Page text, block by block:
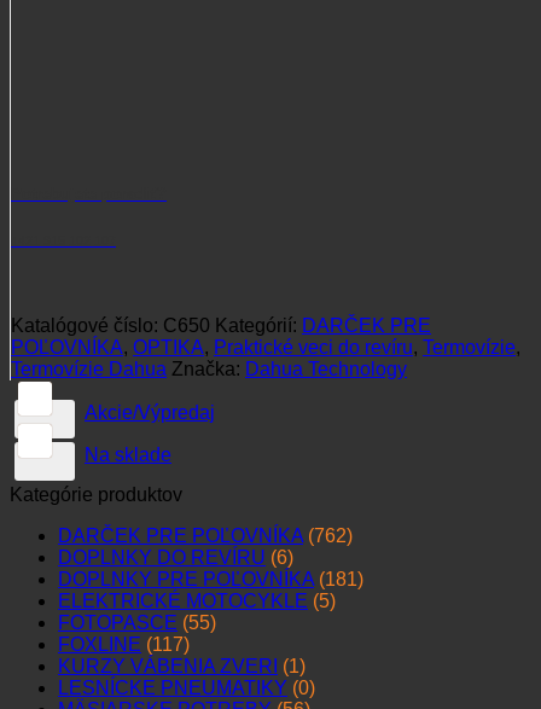
Katalógové číslo: C650 Kategórií: DARČEK PRE
POĽOVNÍKA, OPTIKA, Praktické veci do revíru, Termovízie,
Termovízie Dahua Značka: Dahua Technology
Akcie/Výpredaj
Na sklade
Kategórie produktov
DARČEK PRE POĽOVNÍKA (762)
DOPLNKY DO REVÍRU (6)
DOPLNKY PRE POĽOVNÍKA (181)
ELEKTRICKÉ MOTOCYKLE (5)
FOTOPASCE (55)
FOXLINE (117)
KURZY VÁBENIA ZVERI (1)
LESNÍCKE PNEUMATIKY (0)